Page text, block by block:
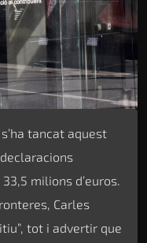
tancat aquest
milions d’euros.
Carles
tot i advertir que